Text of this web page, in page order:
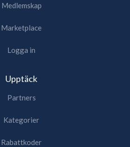
Medlemskap
Marketplace
Logga in
Upptäck
Partners
Kategorier
Rabattkoder